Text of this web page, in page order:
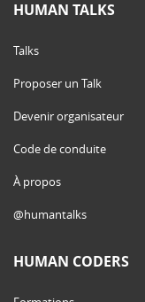
HUMAN TALKS
Talks
Proposer un Talk
Devenir organisateur
Code de conduite
À propos
@humantalks
HUMAN CODERS